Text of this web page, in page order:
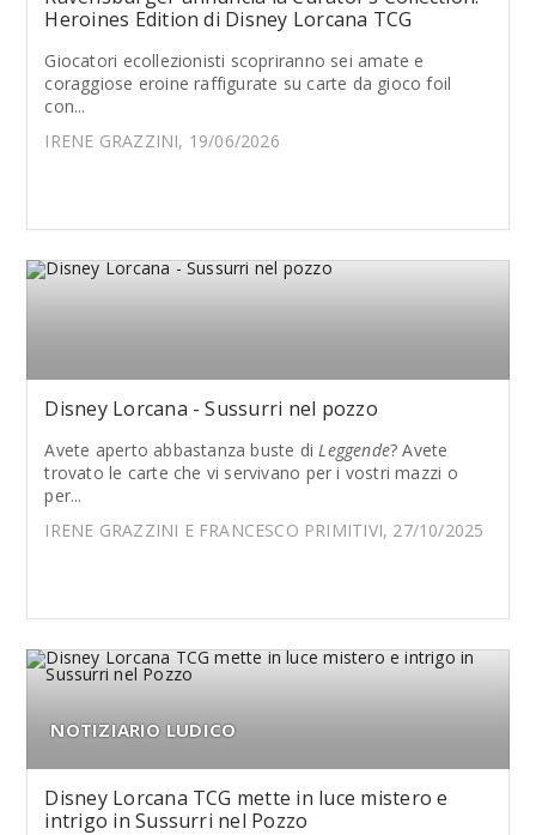
Heroines Edition di Disney Lorcana TCG
Giocatori ecollezionisti scopriranno sei amate e
coraggiose eroine raffigurate su carte da gioco foil
con...
IRENE GRAZZINI, 19/06/2026
Disney Lorcana - Sussurri nel pozzo
Avete aperto abbastanza buste di Leggende? Avete
trovato le carte che vi servivano per i vostri mazzi o
per...
IRENE GRAZZINI E FRANCESCO PRIMITIVI, 27/10/2025
NOTIZIARIO LUDICO
Disney Lorcana TCG mette in luce mistero e
intrigo in Sussurri nel Pozzo